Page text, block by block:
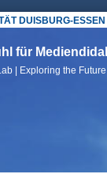
DUISBURG-ESSEN
für
| Exploring the